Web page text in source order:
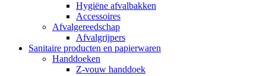
Hygiëne afvalbakken
Accessoires
Afvalgereedschap
Afvalgrijpers
Sanitaire producten en papierwaren
Handdoeken
Z-vouw handdoek